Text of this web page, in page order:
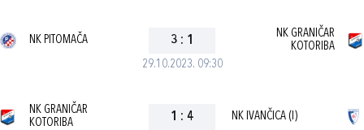
29.10.2023. 09:30
NK PITOMAČA 3 : 1
NK GRANIČAR
KOTORIBA
NK GRANIČAR
KOTORIBA
1 : 4 NK IVANČICA (I)